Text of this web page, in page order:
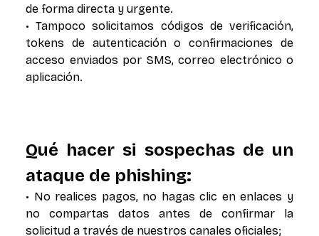
de forma directa y urgente.
• Tampoco solicitamos códigos de verificación,
tokens de autenticación o confirmaciones de
acceso enviados por SMS, correo electrónico o
aplicación.
Qué hacer si sospechas de un
ataque de phishing:
• No realices pagos, no hagas clic en enlaces y
no compartas datos antes de confirmar la
solicitud a través de nuestros canales oficiales;